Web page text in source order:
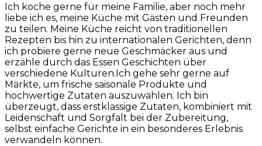
Ich koche gerne für meine Familie, aber noch mehr
liebe ich es, meine Küche mit Gästen und Freunden
zu teilen. Meine Küche reicht von traditionellen
Rezepten bis hin zu internationalen Gerichten, denn
ich probiere gerne neue Geschmäcker aus und
erzähle durch das Essen Geschichten über
verschiedene Kulturen.Ich gehe sehr gerne auf
Märkte, um frische saisonale Produkte und
hochwertige Zutaten auszuwählen. Ich bin
überzeugt, dass erstklassige Zutaten, kombiniert mit
Leidenschaft und Sorgfalt bei der Zubereitung,
selbst einfache Gerichte in ein besonderes Erlebnis
verwandeln können.